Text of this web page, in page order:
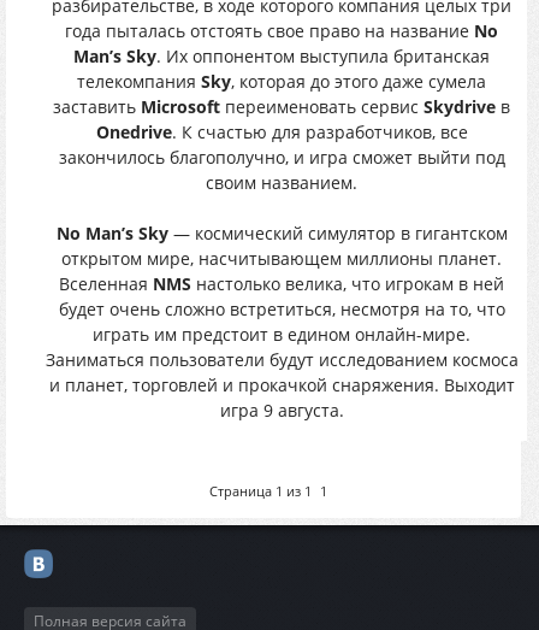
разбирательстве, в ходе которого компания целых три
года пыталась отстоять свое право на название No
Man’s Sky. Их оппонентом выступила британская
телекомпания Sky, которая до этого даже сумела
заставить Microsoft переименовать сервис Skydrive в
Onedrive. К счастью для разработчиков, все
закончилось благополучно, и игра сможет выйти под
своим названием.
No Man’s Sky— космический симулятор в гигантском
открытом мире, насчитывающем миллионы планет.
Вселенная NMS настолько велика, что игрокам в ней
будет очень сложно встретиться, несмотря на то, что
играть им предстоит в едином онлайн-мире.
Заниматься пользователи будут исследованием космоса
и планет, торговлей и прокачкой снаряжения. Выходит
игра 9 августа.
Страница 1 из 1 1
Полная версия сайта